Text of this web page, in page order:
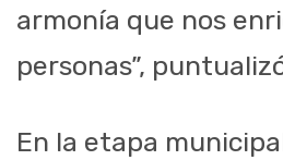
armonía que nos
personas”,
En la etapa